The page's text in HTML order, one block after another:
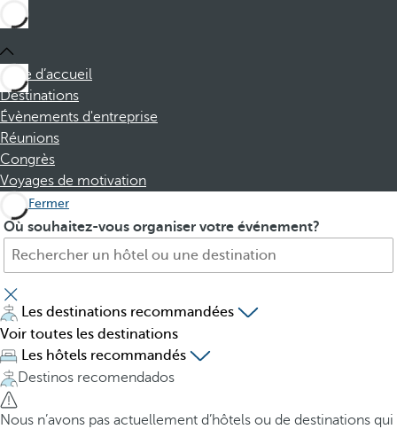
Page d’accueil
Destinations
Évènements d'entreprise
Réunions
Congrès
Voyages de motivation
Fermer
Où souhaitez-vous organiser votre événement?
H
t
e
l
,
d
e
s
t
P
e
s
s
i
n
g
t
h
Les destinations recommandées
Voir toutes les destinations
Les hôtels recommandés
Destinos recomendados
Nous n’avons pas actuellement d’hôtels ou de destinations qui